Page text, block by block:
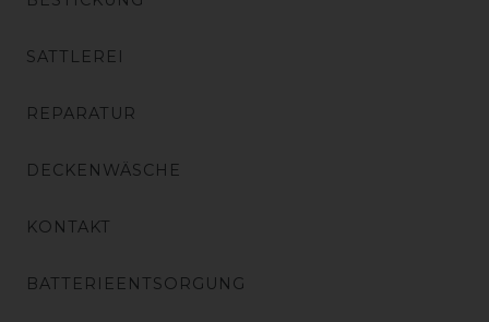
SATTLEREI
REPARATUR
DECKENWÄSCHE
KONTAKT
BATTERIEENTSORGUNG